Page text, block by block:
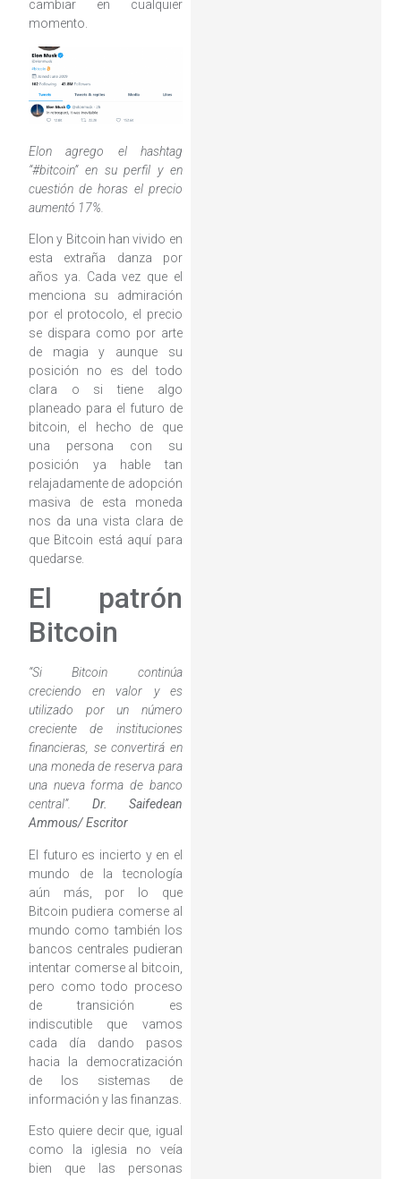
cambiar en cualquier
momento.
Elon agrego el hashtag
“#bitcoin” en su perfil y en
cuestión de horas el precio
aumentó 17%.
Elon y Bitcoin han vivido en
esta extraña danza por
años ya. Cada vez que el
menciona su admiración
por el protocolo, el precio
se dispara como por arte
de magia y aunque su
posición no es del todo
clara o si tiene algo
planeado para el futuro de
bitcoin, el hecho de que
una persona con su
posición ya hable tan
relajadamente de adopción
masiva de esta moneda
nos da una vista clara de
que Bitcoin está aquí para
quedarse.
El patrón
Bitcoin
“Si Bitcoin continúa
creciendo en valor y es
utilizado por un número
creciente de instituciones
financieras, se convertirá en
una moneda de reserva para
una nueva forma de banco
central”. Dr. Saifedean
Ammous/Escritor
El futuro es incierto y en el
mundo de la tecnología
aún más, por lo que
Bitcoin pudiera comerse al
mundo como también los
bancos centrales pudieran
intentar comerse al bitcoin,
pero como todo proceso
de transición es
indiscutible que vamos
cada día dando pasos
hacia la democratización
de los sistemas de
información y las finanzas.
Esto quiere decir que, igual
como la iglesia no veía
bien que las personas